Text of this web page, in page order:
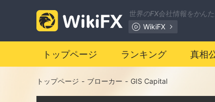
世界のFX会社情報をかん
WikiFX
トップページ ランキング 真相
トップページ - ブローカー - GIS Capital
2
3
4
0
1
2